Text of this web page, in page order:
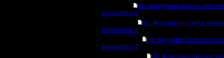
Re: Фундаментальное
варкрафта 2
Re: Фундаментальное
варкрафта 2
Re: Фундаментальное
варкрафта 2
Re: Фундаментальное